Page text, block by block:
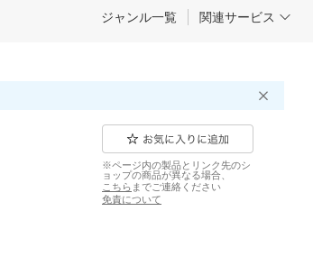
ジャンル一覧 関連サービス
※ページ内の製品とリンク先のシ
ョップの商品が異なる場合、
こちら までご連絡ください
免責について